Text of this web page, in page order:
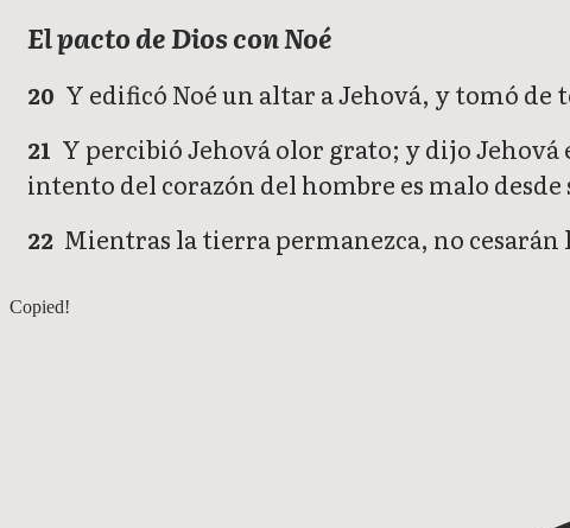
El pacto de Dios con Noé
20 Y edificó Noé un altar a Jehová, y tomó
21 Y percibió Jehová olor grato; y dijo
intento del corazón del hombre es malo
22 Mientras la tierra permanezca, no
Génesis 7
Copied!